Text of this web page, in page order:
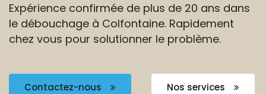
Expérience confirmée de plus de 20 ans dans
le débouchage à Colfontaine. Rapidement
chez vous pour solutionner le problème.
Contactez-nous Nos services